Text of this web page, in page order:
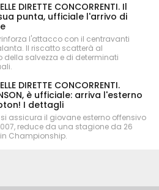
DIRETTE CONCORRENTI. Il
punta, ufficiale l'arrivo di
l'attacco con il centravanti
Il riscatto scatterà al
salvezza e di determinati
DIRETTE CONCORRENTI.
è ufficiale: arriva l'esterno
I dettagli
assicura il giovane esterno offensivo
reduce da una stagione da 26
in Championship.